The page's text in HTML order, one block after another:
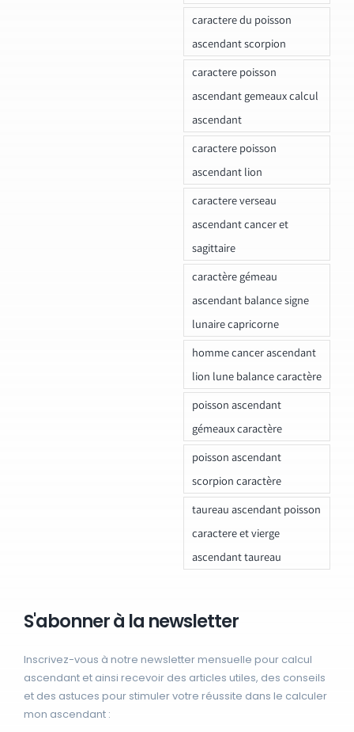
caractere du poisson
ascendant scorpion
caractere poisson
ascendant gemeaux calcul
ascendant
caractere poisson
ascendant lion
caractere verseau
ascendant cancer et
sagittaire
caractère gémeau
ascendant balance signe
lunaire capricorne
homme cancer ascendant
lion lune balance caractère
poisson ascendant
gémeaux caractère
poisson ascendant
scorpion caractère
taureau ascendant poisson
caractere et vierge
ascendant taureau
S'abonner à la newsletter
Inscrivez-vous à notre newsletter mensuelle pour calcul
ascendant et ainsi recevoir des articles utiles, des conseils
et des astuces pour stimuler votre réussite dans le calculer
mon ascendant :